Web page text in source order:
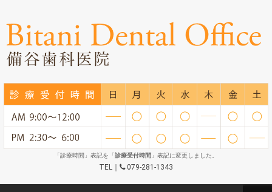
「診療時間」表記を「診療受付時間 」表記に変更しました。
TEL｜ 079-281-1343